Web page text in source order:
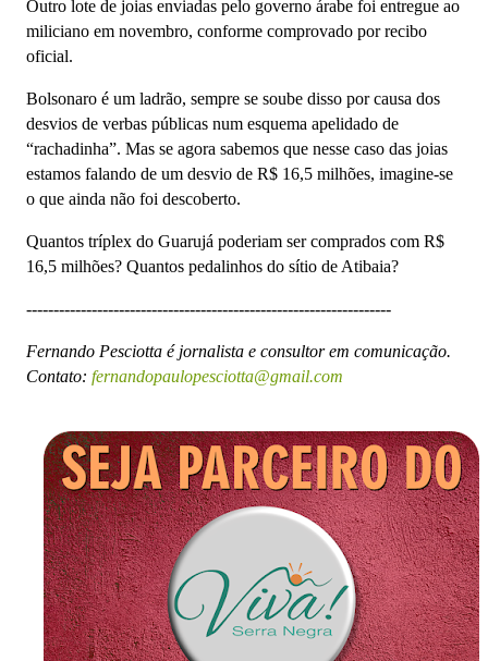
Outro lote de joias enviadas pelo governo árabe foi entregue ao
miliciano em novembro, conforme comprovado por recibo
oficial.
Bolsonaro é um ladrão, sempre se soube disso por causa dos
desvios de verbas públicas num esquema apelidado de
“rachadinha”. Mas se agora sabemos que nesse caso das joias
estamos falando de um desvio de R$ 16,5 milhões, imagine-se
o que ainda não foi descoberto.
Quantos tríplex do Guarujá poderiam ser comprados com R$
16,5 milhões? Quantos pedalinhos do sítio de Atibaia?
-------------------------------------------------------------------
Fernando Pesciotta é jornalista e consultor em comunicação.
Contato: fernandopaulopesciotta@gmail.com